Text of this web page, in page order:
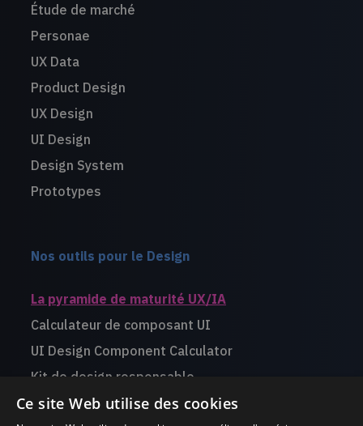
Étude de marché
Personae
UX Data
Product Design
UX Design
UI Design
Design System
Prototypes
Nos outils pour le Design
La pyramide de maturité UX/IA
Calculateur de composant UI
UI Design Component Calculator
Kit de design responsable
Livre blanc Design for Startups
Ce site Web utilise des cookies